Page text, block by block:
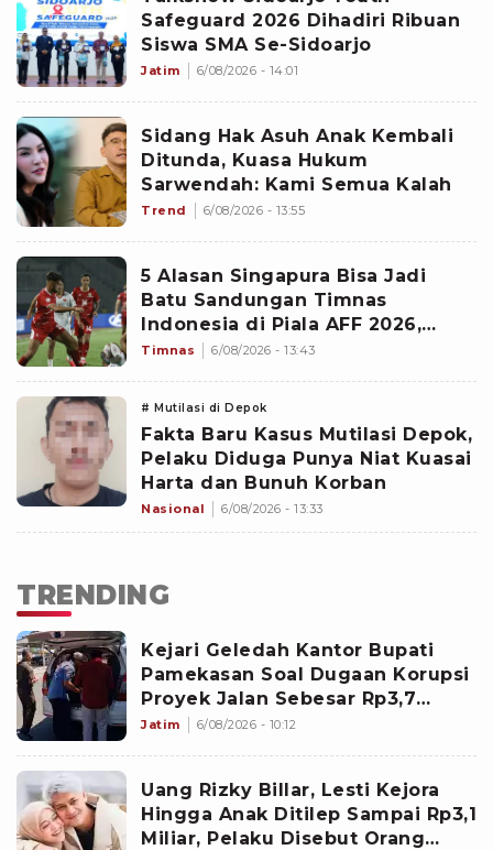
Safeguard 2026 Dihadiri Ribuan
Siswa SMA Se-Sidoarjo
Jatim 6/08/2026 - 14:01
Sidang Hak Asuh Anak Kembali
Ditunda, Kuasa Hukum
Sarwendah: Kami Semua Kalah
Trend 6/08/2026 - 13:55
5 Alasan Singapura Bisa Jadi
Batu Sandungan Timnas
Indonesia di Piala AFF 2026,
Vietnam Dibikin Frustasi
Timnas 6/08/2026 - 13:43
# Mutilasi di Depok
Fakta Baru Kasus Mutilasi Depok,
Pelaku Diduga Punya Niat Kuasai
Harta dan Bunuh Korban
Nasional 6/08/2026 - 13:33
TRENDING
Kejari Geledah Kantor Bupati
Pamekasan Soal Dugaan Korupsi
Proyek Jalan Sebesar Rp3,7
Milliar
Jatim 6/08/2026 - 10:12
Uang Rizky Billar, Lesti Kejora
Hingga Anak Ditilep Sampai Rp3,1
Miliar, Pelaku Disebut Orang